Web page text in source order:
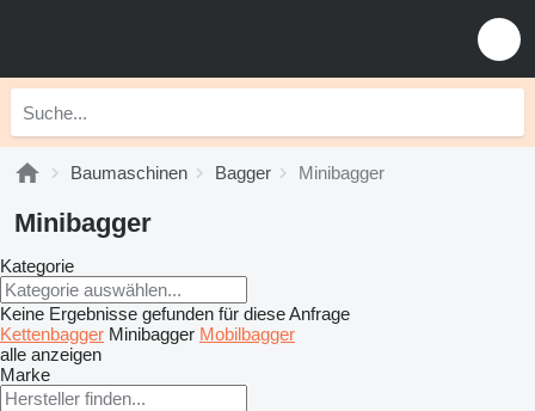
Baumaschinen Bagger Minibagger
Minibagger
Kategorie
Keine Ergebnisse gefunden für diese Anfrage
Kettenbagger Minibagger Mobilbagger
alle anzeigen
Marke